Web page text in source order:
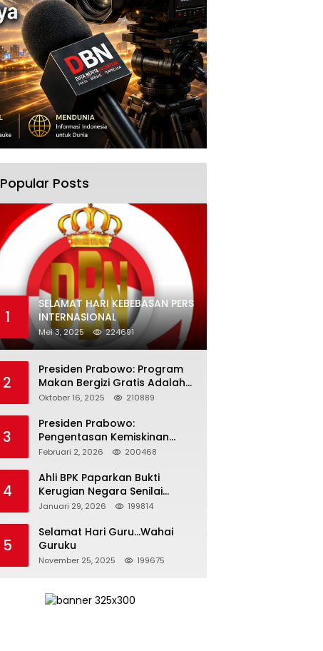
Popular Posts
1
SELAMAT HARI KEBEBASAN PERS
INTERNASIONAL
Mei 3, 2025 224691
2
Presiden Prabowo: Program
Makan Bergizi Gratis Adalah
Investasi untuk Masa Depan
Oktober 16, 2025 210889
3
Presiden Prabowo:
Pengentasan Kemiskinan
Butuh Persatuan dan
Bertanggung Jawab
Februari 2, 2026 200468
4
Ahli BPK Paparkan Bukti
Kerugian Negara Senilai
Rp285 Triliun dalam
Pertamina
Januari 29, 2026 199814
5
Selamat Hari Guru…Wahai
Guruku
November 25, 2025 199675